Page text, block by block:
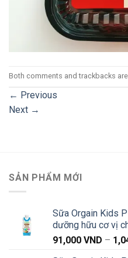
Both comments and trackbacks
← Previous
Next →
SẢN PHẨM MỚI
Sữa Orgain Kids
dưỡng hữu cơ vị
91,000 VND –